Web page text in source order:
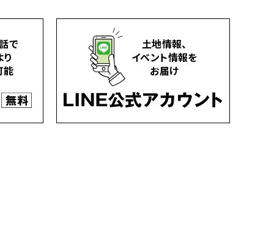
で
能
土地情報、
イベント情報を
お届け